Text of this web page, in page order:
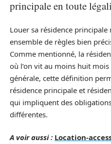
principale en toute
Louer sa résidence principale
ensemble de règles bien
Comme mentionné, la
où l’on vit au moins huit mois
générale, cette définition
résidence principale et
qui impliquent des
différentes.
A voir aussi : Location-